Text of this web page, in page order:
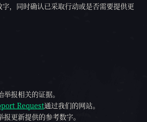
，同时确认已采取行动或是否需要提供更
报相关的证据。
Request通过我们的网站。
更新提供的参考数字。